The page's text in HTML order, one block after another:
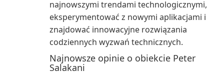
najnowszymi trendami technologicznymi,
eksperymentować z nowymi aplikacjami i
znajdować innowacyjne rozwiązania
codziennych wyzwań technicznych.
Najnowsze opinie o obiekcie Peter
Salakani